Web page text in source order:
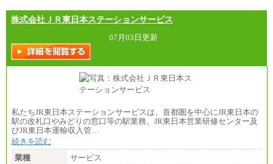
株式会社ＪＲ東日本ステーションサービス
07月03日更新
私たちJR東日本ステーションサービスは、首都圏を中心にJR東日本の
駅の改札口やみどりの窓口等の駅業務、JR東日本営業研修センター及
びJR東日本運輸収入管…
続きを読む
業種
サービス